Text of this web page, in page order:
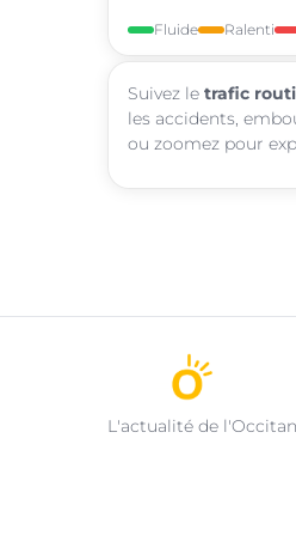
Fluide Ralenti
Suivez le trafic
les accidents,
ou zoomez pour
L'actualité de